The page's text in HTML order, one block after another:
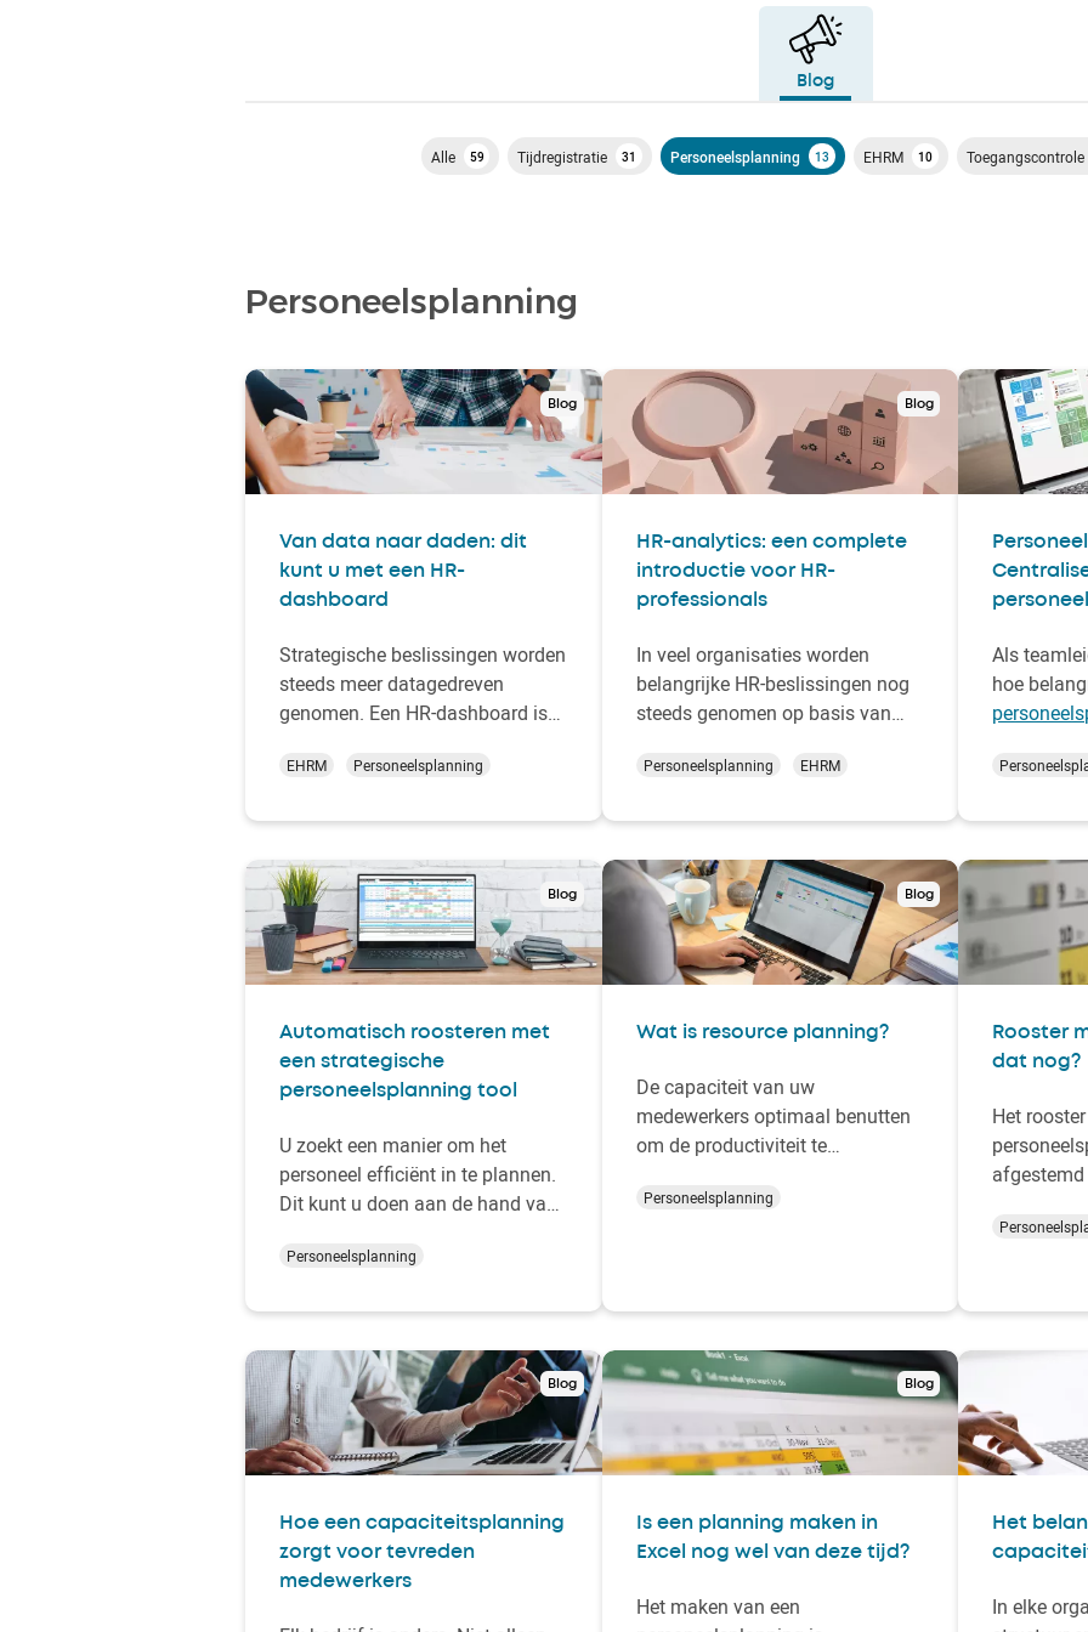
Blog
Alle 59 Tijdregistratie 31 Personeelsplanning 13 EHRM 10 Toegangscontrole
Personeelsplanning
Blog
Van data naar daden: dit
kunt u met een HR-
dashboard
Strategische beslissingen worden
steeds meer datagedreven
genomen. Een HR-dashboard is
sturen op relevante KPI’s, de
personeelsplanningwilt
monitoren of diepgaande
analyses nodig hebt voor uw
performance management
dashboard: een goed ing…
EHRM Personeelsplanning
Blog
HR-analytics: een complete
introductie voor HR-
professionals
In veel organisaties worden
belangrijke HR-beslissingen nog
steeds genomen op basis van
Terwijl de wereld om ons heen
datagestuurde besluitvorming,
blijft HR vaak achter op het
gebied van technologie en data-
analyse. Hoe kunt u als HR-
manager st…
Personeelsplanning EHRM
Als
hoe
middelen?
altijd een
instantie
Blog
Automatisch roosteren met
een strategische
personeelsplanning tool
U zoekt een manier om het
personeel efficiënt in te plannen.
Dit kunt u doen aan de hand van
personeelsplanning tool (SPP).
voordelen zijn en wat deze tool
voor uw organisatie betekent,
ontdekt u in dit blog.
Personeelsplanning
Blog
Wat is resource planning?
De capaciteit van uw
medewerkers optimaal benutten
om de productiviteit te
bewerkstelligt u door middel van
van medewerkers. In dit blog
leggen we daarom uit hoe u de
op…
Personeelsplanning
Rooster
dat nog?
Het
de
Veel
Blog
Hoe een capaciteitsplanning
zorgt voor tevreden
medewerkers
Blog
Is een planning maken in
Excel nog wel van deze tijd?
Het maken van een
Het
In elke